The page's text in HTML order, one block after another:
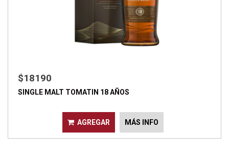
$18190
SINGLE MALT TOMATIN 18 AÑOS
AGREGAR MÁS INFO